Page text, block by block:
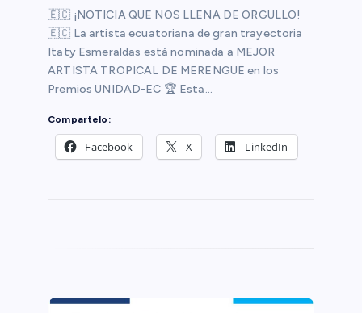
🇪🇨 ¡NOTICIA QUE NOS LLENA DE ORGULLO!
🇪🇨 La artista ecuatoriana de gran trayectoria
Itaty Esmeraldas está nominada a MEJOR
ARTISTA TROPICAL DE MERENGUE en los
Premios UNIDAD-EC 🏆 Esta…
Compartelo:
Facebook X LinkedIn